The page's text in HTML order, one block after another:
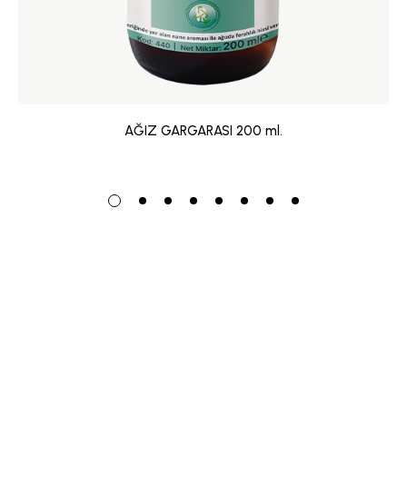
AĞIZ GARGARASI 200 ml.